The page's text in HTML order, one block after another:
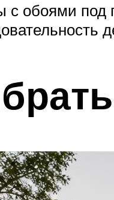
с обоями под